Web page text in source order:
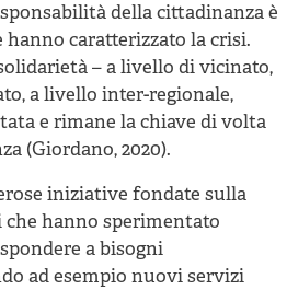
della cittadinanza è
caratterizzato la crisi.
– a livello di vicinato,
a livello inter-regionale,
e rimane la chiave di volta
(Giordano, 2020).
iniziative fondate sulla
hanno sperimentato
a bisogni
ad esempio nuovi servizi